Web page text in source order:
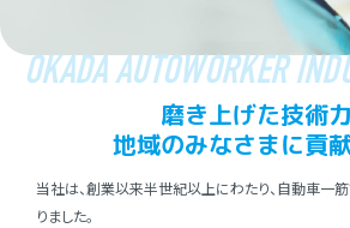
OKADA AUTOWORKER
磨き上げた技術
地域のみなさまに貢
当社は、創業以来半世紀以上にわたり、⾃動⾞⼀
りました。